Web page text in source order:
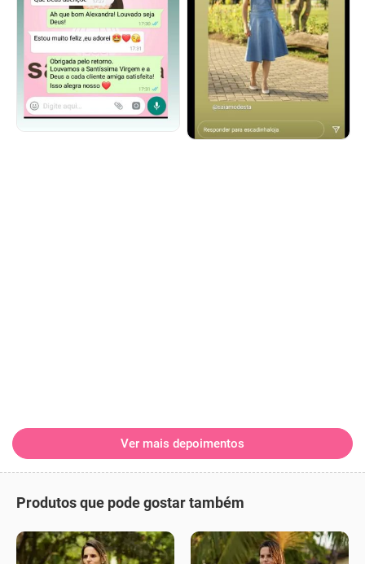
Ver mais depoimentos
Produtos que pode gostar também